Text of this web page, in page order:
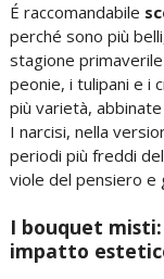
É raccomandabile
perché sono più
stagione
peonie, i tulipani e i
più varietà,
I narcisi, nella
periodi più freddi
viole del pensiero e
I bouquet
impatto